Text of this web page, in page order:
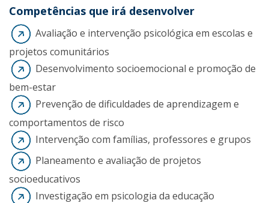
Competências que irá desenvolver
Avaliação e intervenção psicológica em escolas e
projetos comunitários
Desenvolvimento socioemocional e promoção de
bem-estar
Prevenção de dificuldades de aprendizagem e
comportamentos de risco
Intervenção com famílias, professores e grupos
Planeamento e avaliação de projetos
socioeducativos
Investigação em psicologia da educação